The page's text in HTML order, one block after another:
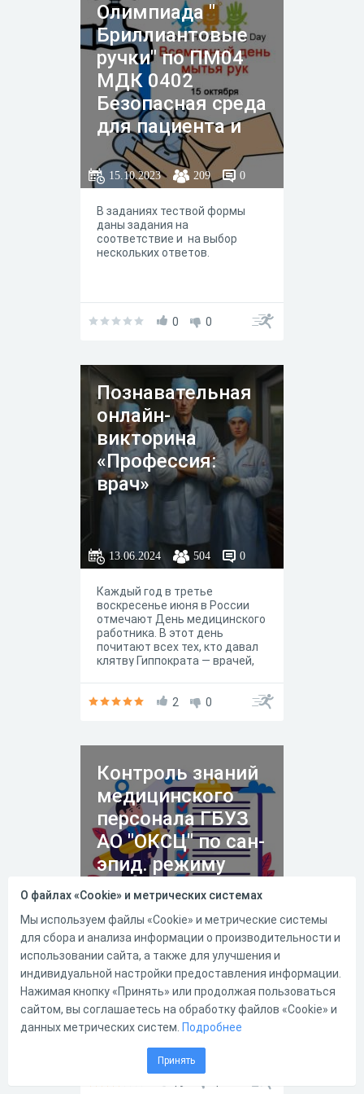
Олимпиада "
Бриллиантовые
ручки" по ПМ04
МДК 0402
Безопасная среда
для пациента и
персонала.
15.10.2023 209 0
В заданиях тествой формы
даны задания на
соответствие и на выбор
нескольких ответов.
0 0
Познавательная
онлайн-
викторина
«Профессия:
врач»
13.06.2024 504 0
Каждый год в третье
воскресенье июня в России
отмечают День медицинского
работника. В этот день
почитают всех тех, кто давал
клятву Гиппократа — врачей,
профессионального
познавательную онлайн-
2 0
Контроль знаний
медицинского
персонала ГБУЗ
АО "ОКСЦ" по сан-
эпид. режиму
16.12.2016 6829 0
Инфекционная безопасность и
инфекционный контроль в ЛПУ
О файлах «Cookie» и метрических системах
Мы используем файлы «Cookie» и метрические системы
для сбора и анализа информации о производительности и
использовании сайта, а также для улучшения и
индивидуальной настройки предоставления информации.
Нажимая кнопку «Принять» или продолжая пользоваться
сайтом, вы соглашаетесь на обработку файлов «Cookie» и
данных метрических систем. Подробнее
Принять